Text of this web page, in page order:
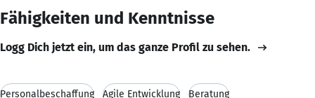
Fähigkeiten und Kenntnisse
Logg Dich jetzt ein, um das ganze Profil zu sehen.
Personalbeschaffung Agile Entwicklung Beratung